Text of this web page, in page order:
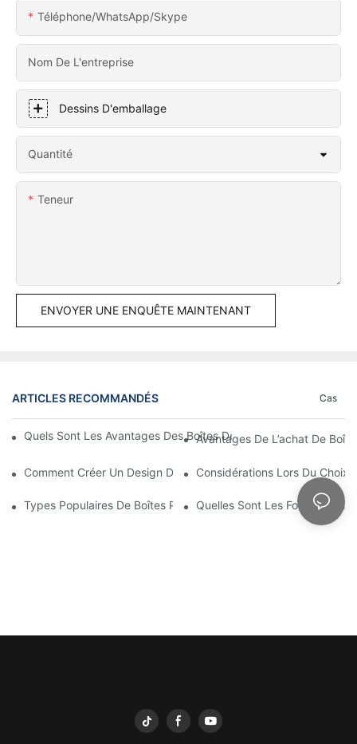
Téléphone/WhatsApp/Skype
Nom De L'entreprise
Dessins D'emballage
Quantité
Teneur
ENVOYER UNE ENQUÊTE MAINTENANT
ARTICLES RECOMMANDÉS Cas
Quels Sont Les Avantages Des Boîtes De Présentation
Avantages De L’achat De
Comment Créer Un Design D'emballage Minimaliste
Considérations Lors Du Choix
Types Populaires De Boîtes Personnalisées En Gros : Quel
Quelles Sont Les